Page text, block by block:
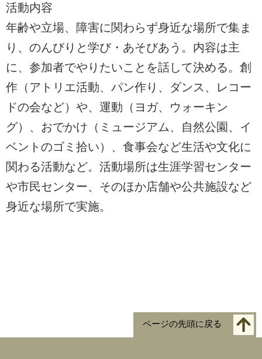
活動内容
年齢や立場、障害に関わらず身近な場所で集ま
り、のんびりと学び・あそびあう。内容は主
に、参加者でやりたいことを話して決める。創
作（アトリエ活動、パン作り、ダンス、レコー
ドの会など）や、運動（ヨガ、ウォーキン
グ）、おでかけ（ミュージアム、自然公園、イ
ベントのゴミ拾い）、食事会など生活や文化に
関わる活動など。活動場所は生涯学習センター
や市民センター、そのほか店舗や公共施設など
身近な場所で実施。
ページの先頭に戻る